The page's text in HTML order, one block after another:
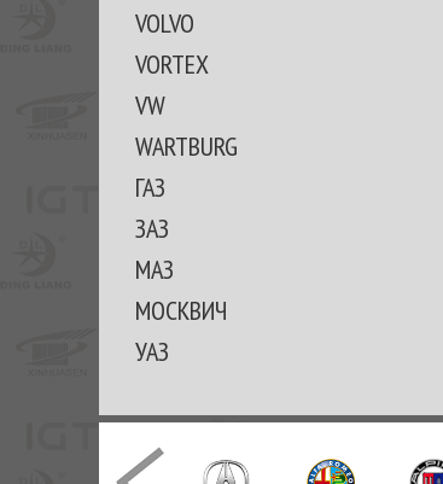
VOLVO
VORTEX
VW
WARTBURG
ГАЗ
ЗАЗ
МАЗ
МОСКВИЧ
УАЗ